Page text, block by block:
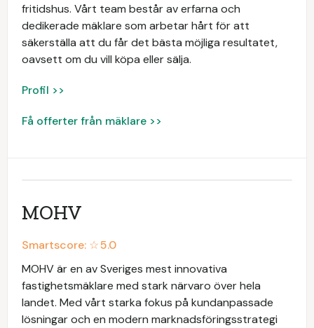
fritidshus. Vårt team består av erfarna och
dedikerade mäklare som arbetar hårt för att
säkerställa att du får det bästa möjliga resultatet,
oavsett om du vill köpa eller sälja.
Profil >>
Få offerter från mäklare >>
MOHV
Smartscore: ☆5.0
MOHV är en av Sveriges mest innovativa
fastighetsmäklare med stark närvaro över hela
landet. Med vårt starka fokus på kundanpassade
lösningar och en modern marknadsföringsstrategi